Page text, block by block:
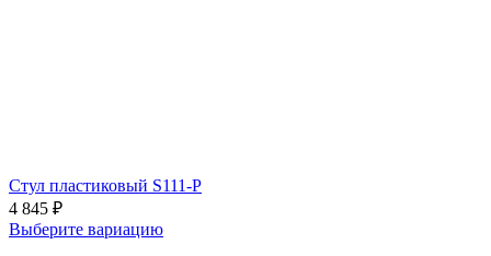
Стул пластиковый S111-P
4 845 ₽
Выберите вариацию